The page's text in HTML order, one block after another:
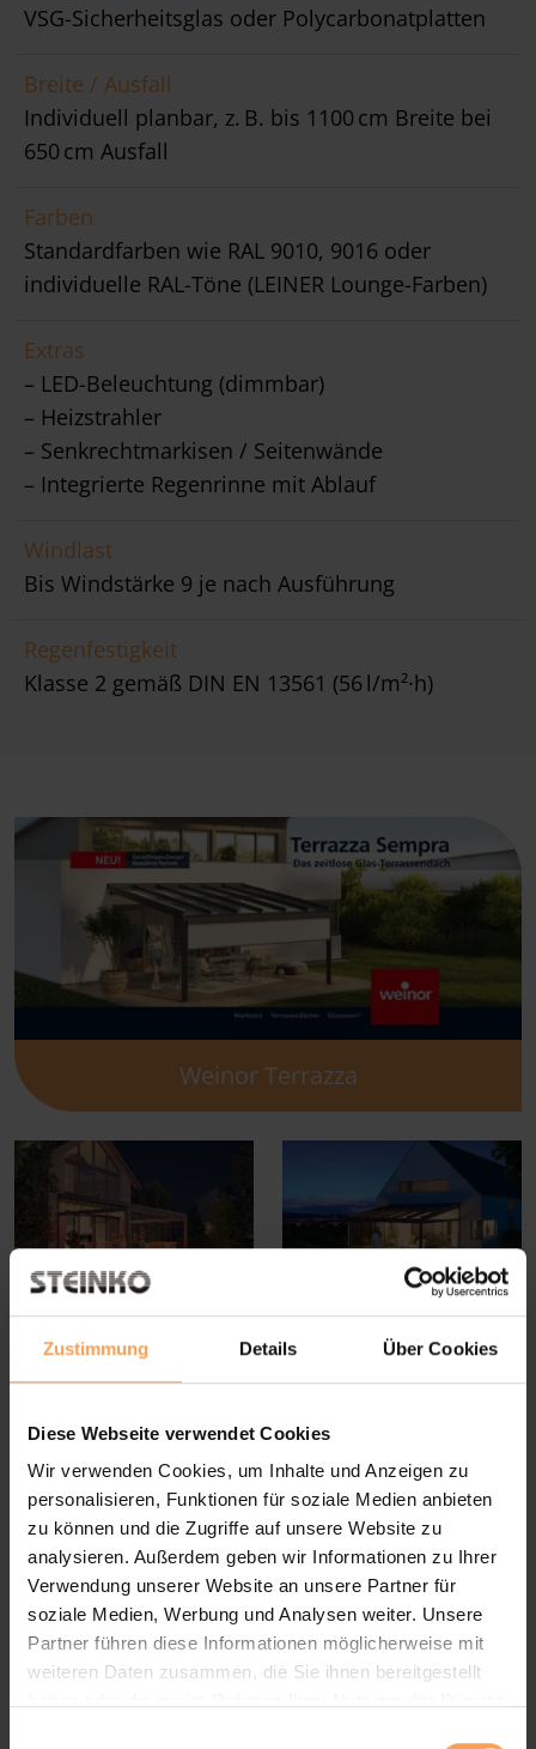
Zustimmung Details Über Cookies
Diese Webseite verwendet Cookies
Wir verwenden Cookies, um Inhalte und Anzeigen zu
personalisieren, Funktionen für soziale Medien anbieten
zu können und die Zugriffe auf unsere Website zu
analysieren. Außerdem geben wir Informationen zu Ihrer
Verwendung unserer Website an unsere Partner für
soziale Medien, Werbung und Analysen weiter. Unsere
Partner führen diese Informationen möglicherweise mit
weiteren Daten zusammen, die Sie ihnen bereitgestellt
VSG-Sicherheitsglas oder Polycarbonatplatten
Breite / Ausfall
Individuell planbar, z. B. bis 1100 cm Breite bei
650 cm Ausfall
Farben
Standardfarben wie RAL 9010, 9016 oder
individuelle RAL-Töne (LEINER Lounge-Farben)
Extras
– LED-Beleuchtung (dimmbar)
– Heizstrahler
– Senkrechtmarkisen / Seitenwände
– Integrierte Regenrinne mit Ablauf
Windlast
Bis Windstärke 9 je nach Ausführung
Regenfestigkeit
Klasse 2 gemäß DIN EN 13561 (56 l/m²·h)
Weinor Terrazza